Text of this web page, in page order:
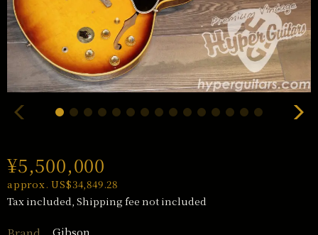
¥5,500,000
approx. US$34,849.28
Tax included, Shipping fee not included
Gibson